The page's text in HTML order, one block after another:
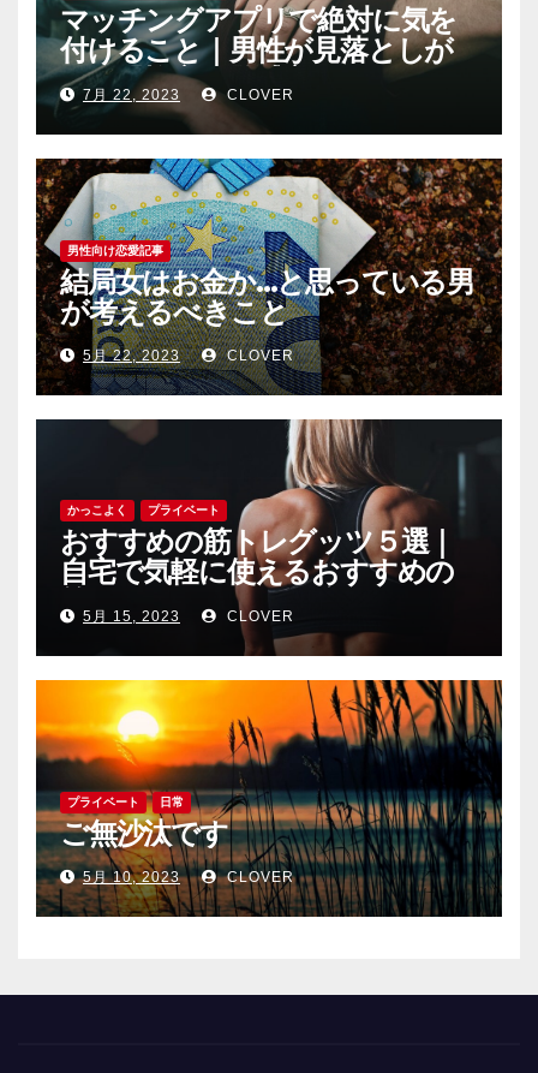
マッチングアプリで絶対に気を
付けること｜男性が見落としが
ちな恐怖心と警戒心
7月 22, 2023 CLOVER
男性向け恋愛記事
結局女はお金か…と思っている男
が考えるべきこと
5月 22, 2023 CLOVER
かっこよく プライベート
おすすめの筋トレグッツ５選｜
自宅で気軽に使えるおすすめの
筋トレグッツをご紹介
5月 15, 2023 CLOVER
プライベート 日常
ご無沙汰です
5月 10, 2023 CLOVER